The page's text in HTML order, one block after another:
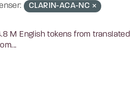
CLARIN-ACA-NC
M English tokens from translated